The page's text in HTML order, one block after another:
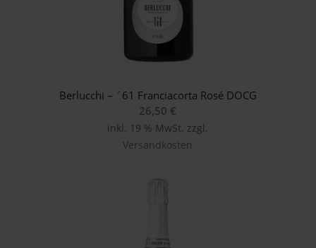
Berlucchi – ´61 Franciacorta Rosé DOCG
26,50 €
inkl. 19 % MwSt. zzgl.
Versandkosten